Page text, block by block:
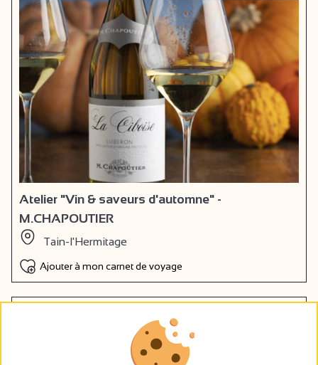
Atelier "Vin & saveurs d'automne" -
M.CHAPOUTIER
Tain-l'Hermitage
Ajouter à mon carnet de voyage